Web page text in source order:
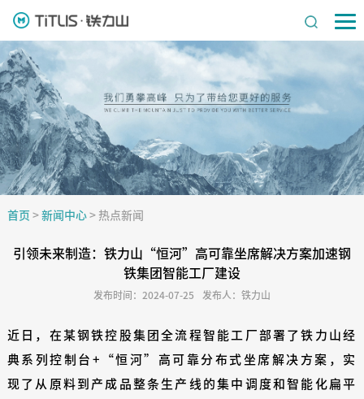
首页 > 新闻中心> 热点新闻
引领未来制造：铁力山“恒河”高可靠坐席解决方案加速钢
铁集团智能工厂建设
发布时间：2024-07-25 发布人：铁力山
近日，在某钢铁控股集团全流程智能工厂部署了铁力山经
典系列控制台+“恒河”高可靠分布式坐席解决方案，实
现了从原料到产成品整条生产线的集中调度和智能化扁平